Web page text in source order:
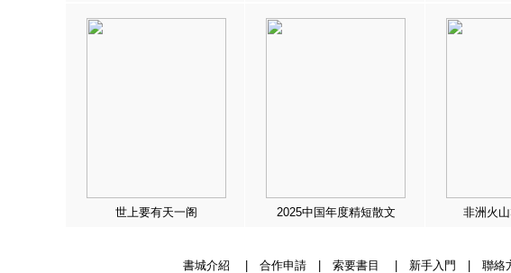
世上要有天一阁 2025中国年度精短散文 非洲火
書城介紹 合作申請| 索要書目 新手入門 聯絡